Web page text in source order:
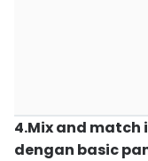
4.Mix and
dengan basic